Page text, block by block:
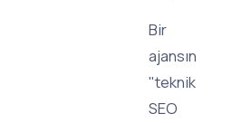
Bir
ajansın
"teknik
SEO